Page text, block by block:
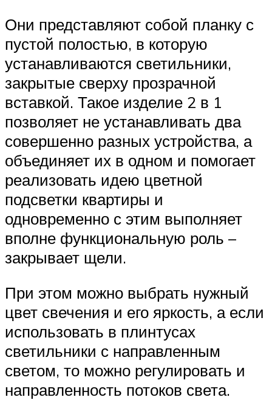
Они представляют собой планку с
пустой полостью, в которую
устанавливаются светильники,
закрытые сверху прозрачной
вставкой. Такое изделие 2 в 1
позволяет не устанавливать два
совершенно разных устройства, а
объединяет их в одном и помогает
реализовать идею цветной
подсветки квартиры и
одновременно с этим выполняет
вполне функциональную роль –
закрывает щели.
При этом можно выбрать нужный
цвет свечения и его яркость, а если
использовать в плинтусах
светильники с направленным
светом, то можно регулировать и
направленность потоков света.